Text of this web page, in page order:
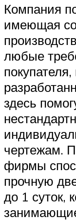
Компания
имеющая
любые
здесь
чертежам.
фирмы
прочную
до 1 суток,